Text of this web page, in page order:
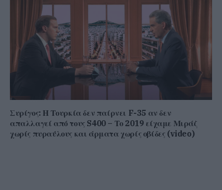
Συρίγος: Η Τουρκία δεν παίρνει F-35 αν δεν
απαλλαγεί από τους S400 – Το 2019 είχαμε Μιράζ
χωρίς πυραύλους και άρματα χωρίς οβίδες (video)